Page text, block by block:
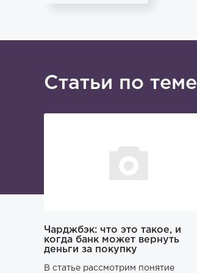
Статьи по теме
Чарджбэк: что это такое, и
когда банк может вернуть
деньги за покупку
В статье рассмотрим понятие